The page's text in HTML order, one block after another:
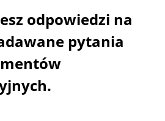
odpowiedzi na
pytania